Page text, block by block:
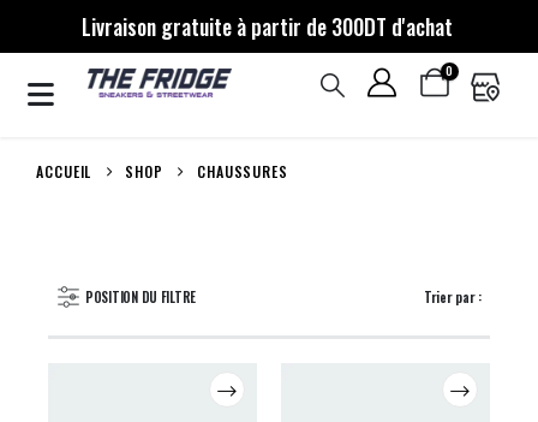
Livraison gratuite à partir de 300DT d'achat
0
ACCUEIL SHOP CHAUSSURES
POSITION DU FILTRE Trier par :